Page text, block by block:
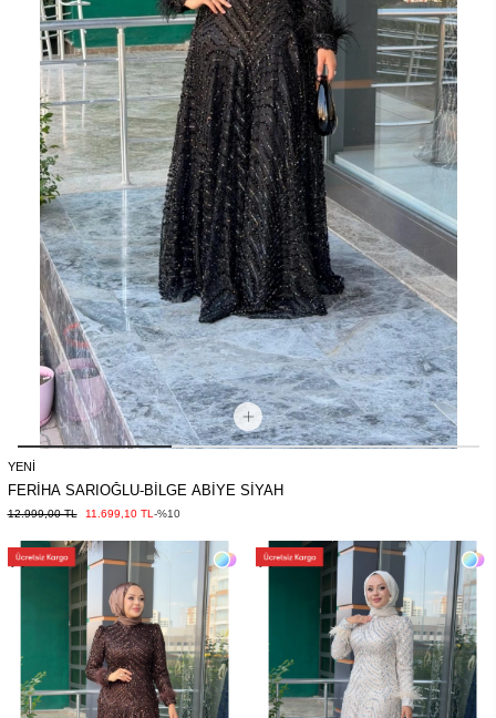
YENI
FERİHA SARIOĞLU-BİLGE ABİYE SİYAH
12.999,00 TL 11.699,10 TL -%10